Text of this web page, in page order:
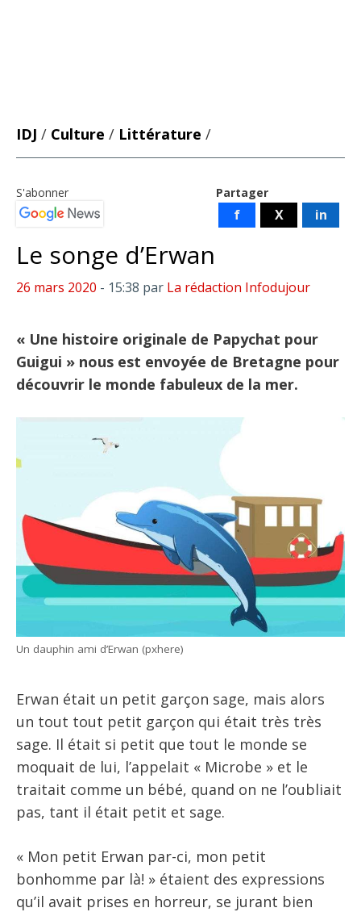
IDJ / Culture / Littérature /
Partager
f X in
S'abonner
Le songe d’Erwan
26 mars 2020 - 15:38 par La rédaction Infodujour
« Une histoire originale de Papychat pour
Guigui » nous est envoyée de Bretagne pour
découvrir le monde fabuleux de la mer.
Un dauphin ami d’Erwan (pxhere)
Erwan était un petit garçon sage, mais alors
un tout tout petit garçon qui était très très
sage. Il était si petit que tout le monde se
moquait de lui, l’appelait « Microbe » et le
traitait comme un bébé, quand on ne l’oubliait
pas, tant il était petit et sage.
« Mon petit Erwan par-ci, mon petit
bonhomme par là! » étaient des expressions
qu’il avait prises en horreur, se jurant bien